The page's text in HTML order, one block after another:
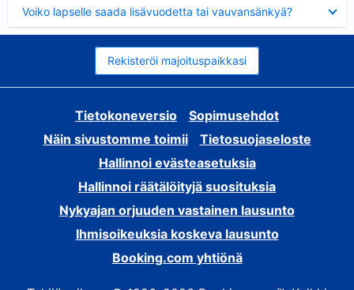
Voiko lapselle saada lisävuodetta tai vauvansänkyä?
Rekisteröi majoituspaikkasi
Tietokoneversio
Sopimusehdot
Näin sivustomme toimii
Tietosuojaseloste
Hallinnoi evästeasetuksia
Hallinnoi räätälöityjä suosituksia
Nykyajan orjuuden vastainen lausunto
Ihmisoikeuksia koskeva lausunto
Booking.com yhtiönä